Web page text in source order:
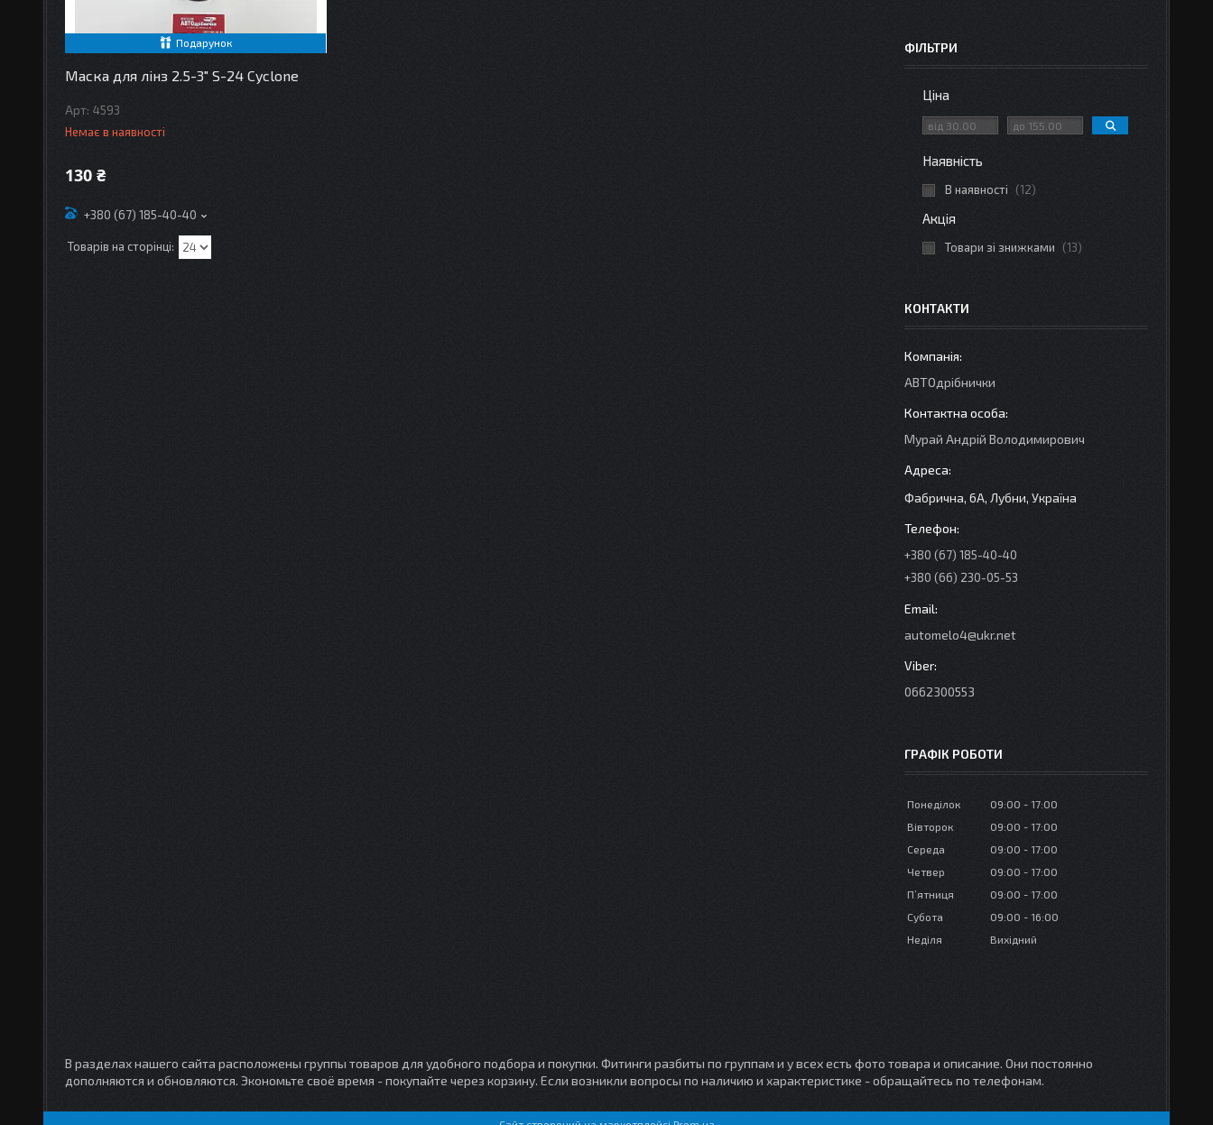
Подарунок
Маска для лінз 2.5-3" S-24 Cyclone
4593
Немає в наявності
130 ₴
+380 (67) 185-40-40
ФІЛЬТРИ
Ціна
Наявність
В наявності 12
Акція
Товари зі знижками 13
КОНТАКТИ
АВТОдрібнички
Мурай Андрій Володимирович
Фабрична, 6А, Лубни, Україна
+380 (67) 185-40-40
+380 (66) 230-05-53
automelo4@ukr.net
0662300553
ГРАФІК РОБОТИ
Понеділок 09:00
17:00
Вівторок
09:00
17:00
Середа
09:00
17:00
Четвер
09:00
17:00
Пʼятниця
09:00
17:00
Субота
09:00
16:00
Неділя
Вихідний
В разделах нашего сайта расположены группы товаров для удобного подбора и покупки. Фитинги разбиты по группам и у всех есть фото товара и описание. Они постоянно
дополняются и обновляются. Экономьте своё время - покупайте через корзину. Если возникли вопросы по наличию и характеристике - обращайтесь по телефонам.